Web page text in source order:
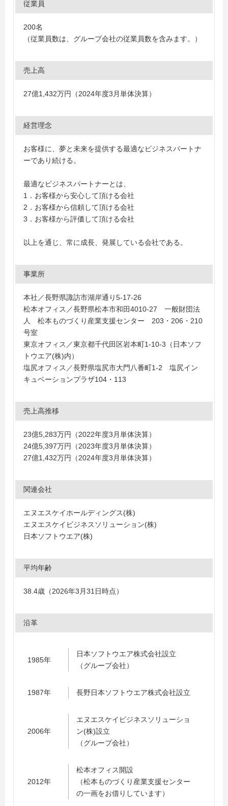
従業員
200名
（従業員数は、グループ会社の従業員数を含みます。）
売上高
27億1,432万円（2024年度3月単体決算）
経営理念
お客様に、夢と未来を提供する最適なビジネスパートナ
ーであり続ける。
最適なビジネスパートナーとは、
1．お客様から安心して頂ける会社
2．お客様から信頼して頂ける会社
3．お客様から評価して頂ける会社
以上を通じ、常に成長、発展している会社である。
事業所
本社／長野県諏訪市湖岸通り5-17-26
松本オフィス／長野県松本市和田4010-27 一般財団法
人 松本ものづくり産業支援センター 203・206・210
号室
東京オフィス／東京都千代田区岩本町1-10-3（日本ソフ
トウエア(株)内）
塩尻オフィス／長野県塩尻市大門八番町1-2 塩尻イン
キュベーションプラザ104・113
売上高推移
23億5,283万円（2022年度3月単体決算）
24億5,397万円（2023年度3月単体決算）
27億1,432万円（2024年度3月単体決算）
関連会社
エヌエスケイホールディングス(株)
エヌエスケイビジネスソリューション(株)
日本ソフトウエア(株)
平均年齢
38.4歳（2026年3月31日時点）
沿革
1985年
日本ソフトウエア株式会社設立
（グループ会社）
1987年 長野日本ソフトウエア株式会社設立
2006年
エヌエスケイビジネスソリューショ
ン(株)設立
（グループ会社）
2012年
松本オフィス開設
（松本ものづくり産業支援センター
の一画をお借りしています）